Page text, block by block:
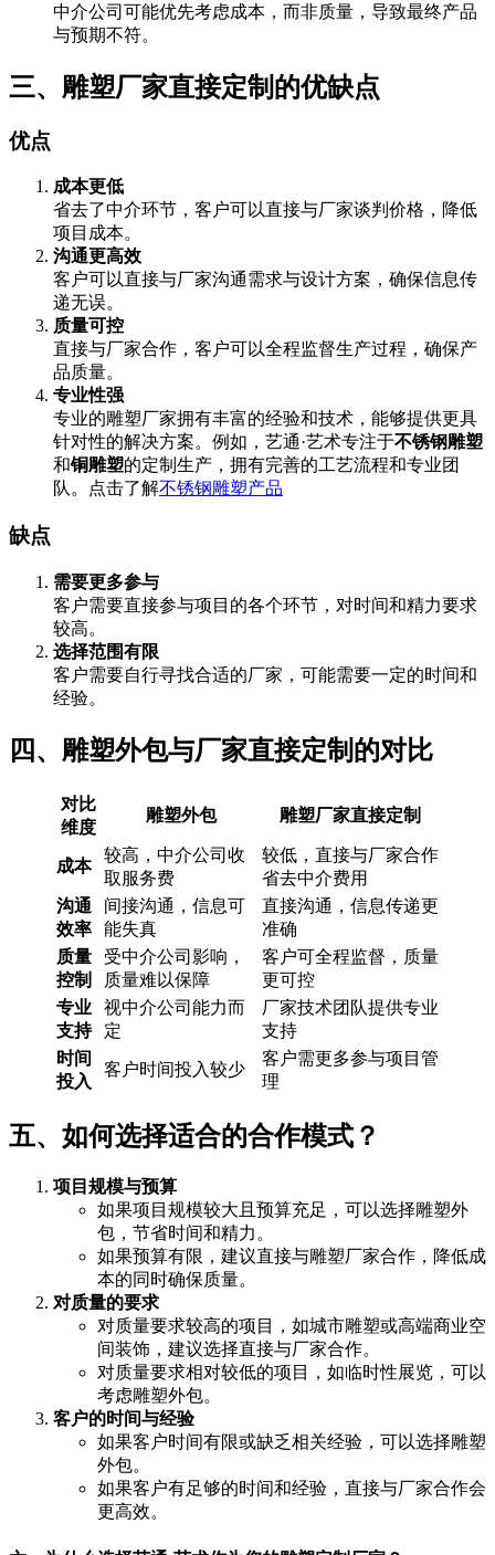
中介公司可能优先考虑成本，而非质量，导致最终产品
与预期不符。
三、雕塑厂家直接定制的优缺点
优点
成本更低
省去了中介环节，客户可以直接与厂家谈判价格，降低
项目成本。
沟通更高效
客户可以直接与厂家沟通需求与设计方案，确保信息传
递无误。
质量可控
直接与厂家合作，客户可以全程监督生产过程，确保产
品质量。
专业性强
专业的雕塑厂家拥有丰富的经验和技术，能够提供更具
针对性的解决方案。例如，艺通·艺术专注于不锈钢雕塑
和铜雕塑的定制生产，拥有完善的工艺流程和专业团
队。点击了解不锈钢雕塑产品
缺点
需要更多参与
客户需要直接参与项目的各个环节，对时间和精力要求
较高。
选择范围有限
客户需要自行寻找合适的厂家，可能需要一定的时间和
经验。
四、雕塑外包与厂家直接定制的对比
对比
维度
雕塑外包 雕塑厂家直接定制
成本
较高，中介公司收
取服务费
较低，直接与厂家合作
省去中介费用
沟通
效率
间接沟通，信息可
能失真
直接沟通，信息传递更
准确
质量
控制
受中介公司影响，
质量难以保障
客户可全程监督，质量
更可控
专业
支持
视中介公司能力而
定
厂家技术团队提供专业
支持
时间
投入
客户时间投入较少
客户需更多参与项目管
理
五、如何选择适合的合作模式？
项目规模与预算
如果项目规模较大且预算充足，可以选择雕塑外
包，节省时间和精力。
如果预算有限，建议直接与雕塑厂家合作，降低成
本的同时确保质量。
对质量的要求
对质量要求较高的项目，如城市雕塑或高端商业空
间装饰，建议选择直接与厂家合作。
对质量要求相对较低的项目，如临时性展览，可以
考虑雕塑外包。
客户的时间与经验
如果客户时间有限或缺乏相关经验，可以选择雕塑
外包。
如果客户有足够的时间和经验，直接与厂家合作会
更高效。